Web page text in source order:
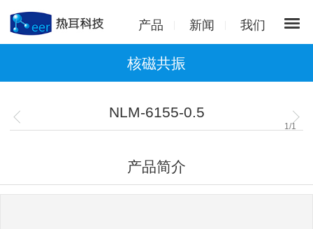
产品 新闻 我们
核磁共振
NLM-6155-0.5
1 /1
产品简介